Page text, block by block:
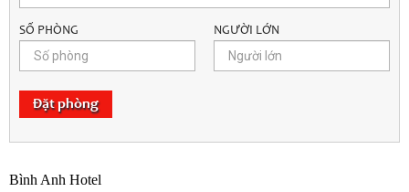
SỐ PHÒNG NGƯỜI LỚN
Đặt phòng
Bình Anh Hotel